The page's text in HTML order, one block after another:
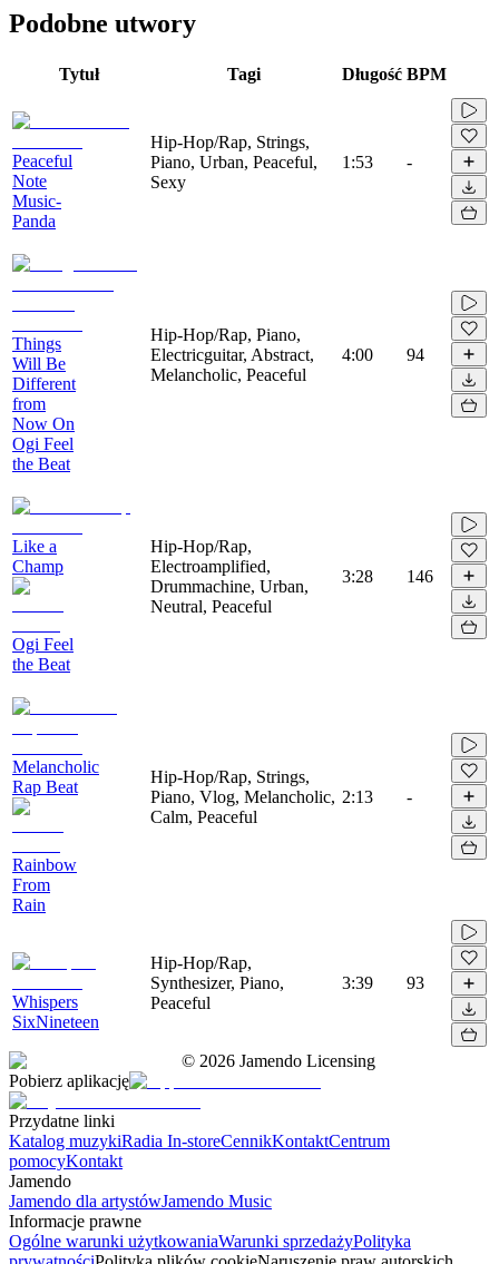
Podobne utwory
Tytuł Tagi Długość BPM
Peaceful
Note
Music-
Panda
Hip-Hop/Rap, Strings,
Piano, Urban, Peaceful,
Sexy
1:53 -
Things
Will Be
Different
from
Now On
Ogi Feel
the Beat
Hip-Hop/Rap, Piano,
Electricguitar, Abstract,
Melancholic, Peaceful
4:00 94
Like a
Champ
Ogi Feel
the Beat
Hip-Hop/Rap,
Electroamplified,
Drummachine, Urban,
Neutral, Peaceful
3:28 146
Melancholic
Rap Beat
Rainbow
From
Rain
Hip-Hop/Rap, Strings,
Piano, Vlog, Melancholic,
Calm, Peaceful
2:13 -
Whispers
SixNineteen
Hip-Hop/Rap,
Synthesizer, Piano,
Peaceful
3:39 93
© 2026 Jamendo Licensing
Pobierz aplikację
Przydatne linki
Katalog muzykiRadia In-storeCennikKontaktCentrum
pomocyKontakt
Jamendo
Jamendo dla artystówJamendo Music
Informacje prawne
Ogólne warunki użytkowaniaWarunki sprzedażyPolityka